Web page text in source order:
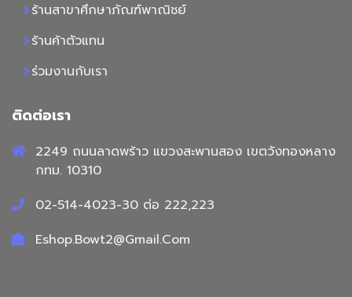
ร้านสาขาศึกษาภัณฑ์พาณิชย์
ร้านค้าตัวแทน
ร่วมงานกับเรา
ติดต่อเรา
2249 ถนนลาดพร้าว แขวงสะพานสอง เขตวังทองหลาง
กทม. 10310
02-514-4023-30 ต่อ 222,223
Eshop.Bowt2@Gmail.Com